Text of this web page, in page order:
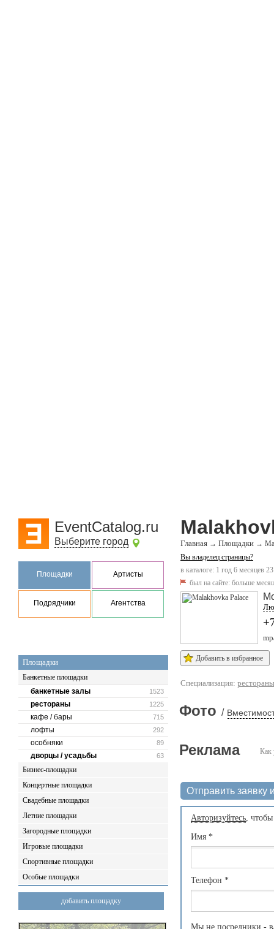
EventCatalog.ru
Выберите город
Площадки Артисты
Подрядчики Агентства
Площадки
Банкетные площадки
1523
банкетные залы
1225
рестораны
715
кафе / бары
292
лофты
89
особняки
63
дворцы / усадьбы
Бизнес-площадки
Концертные площадки
Свадебные площадки
Летние площадки
Загородные площадки
Игровые площадки
Спортивные площадки
Особые площадки
добавить площадку
Главная → Площадки →
Вы владелец страницы?
в каталоге: 1 год 6 месяцев
был на сайте: больше
Добавить в избранное
Специализация: рестораны
Фото /
Как
Реклама
Отправить заявку
Авторизуйтесь,
Имя *
Телефон *
Мы не посредники -